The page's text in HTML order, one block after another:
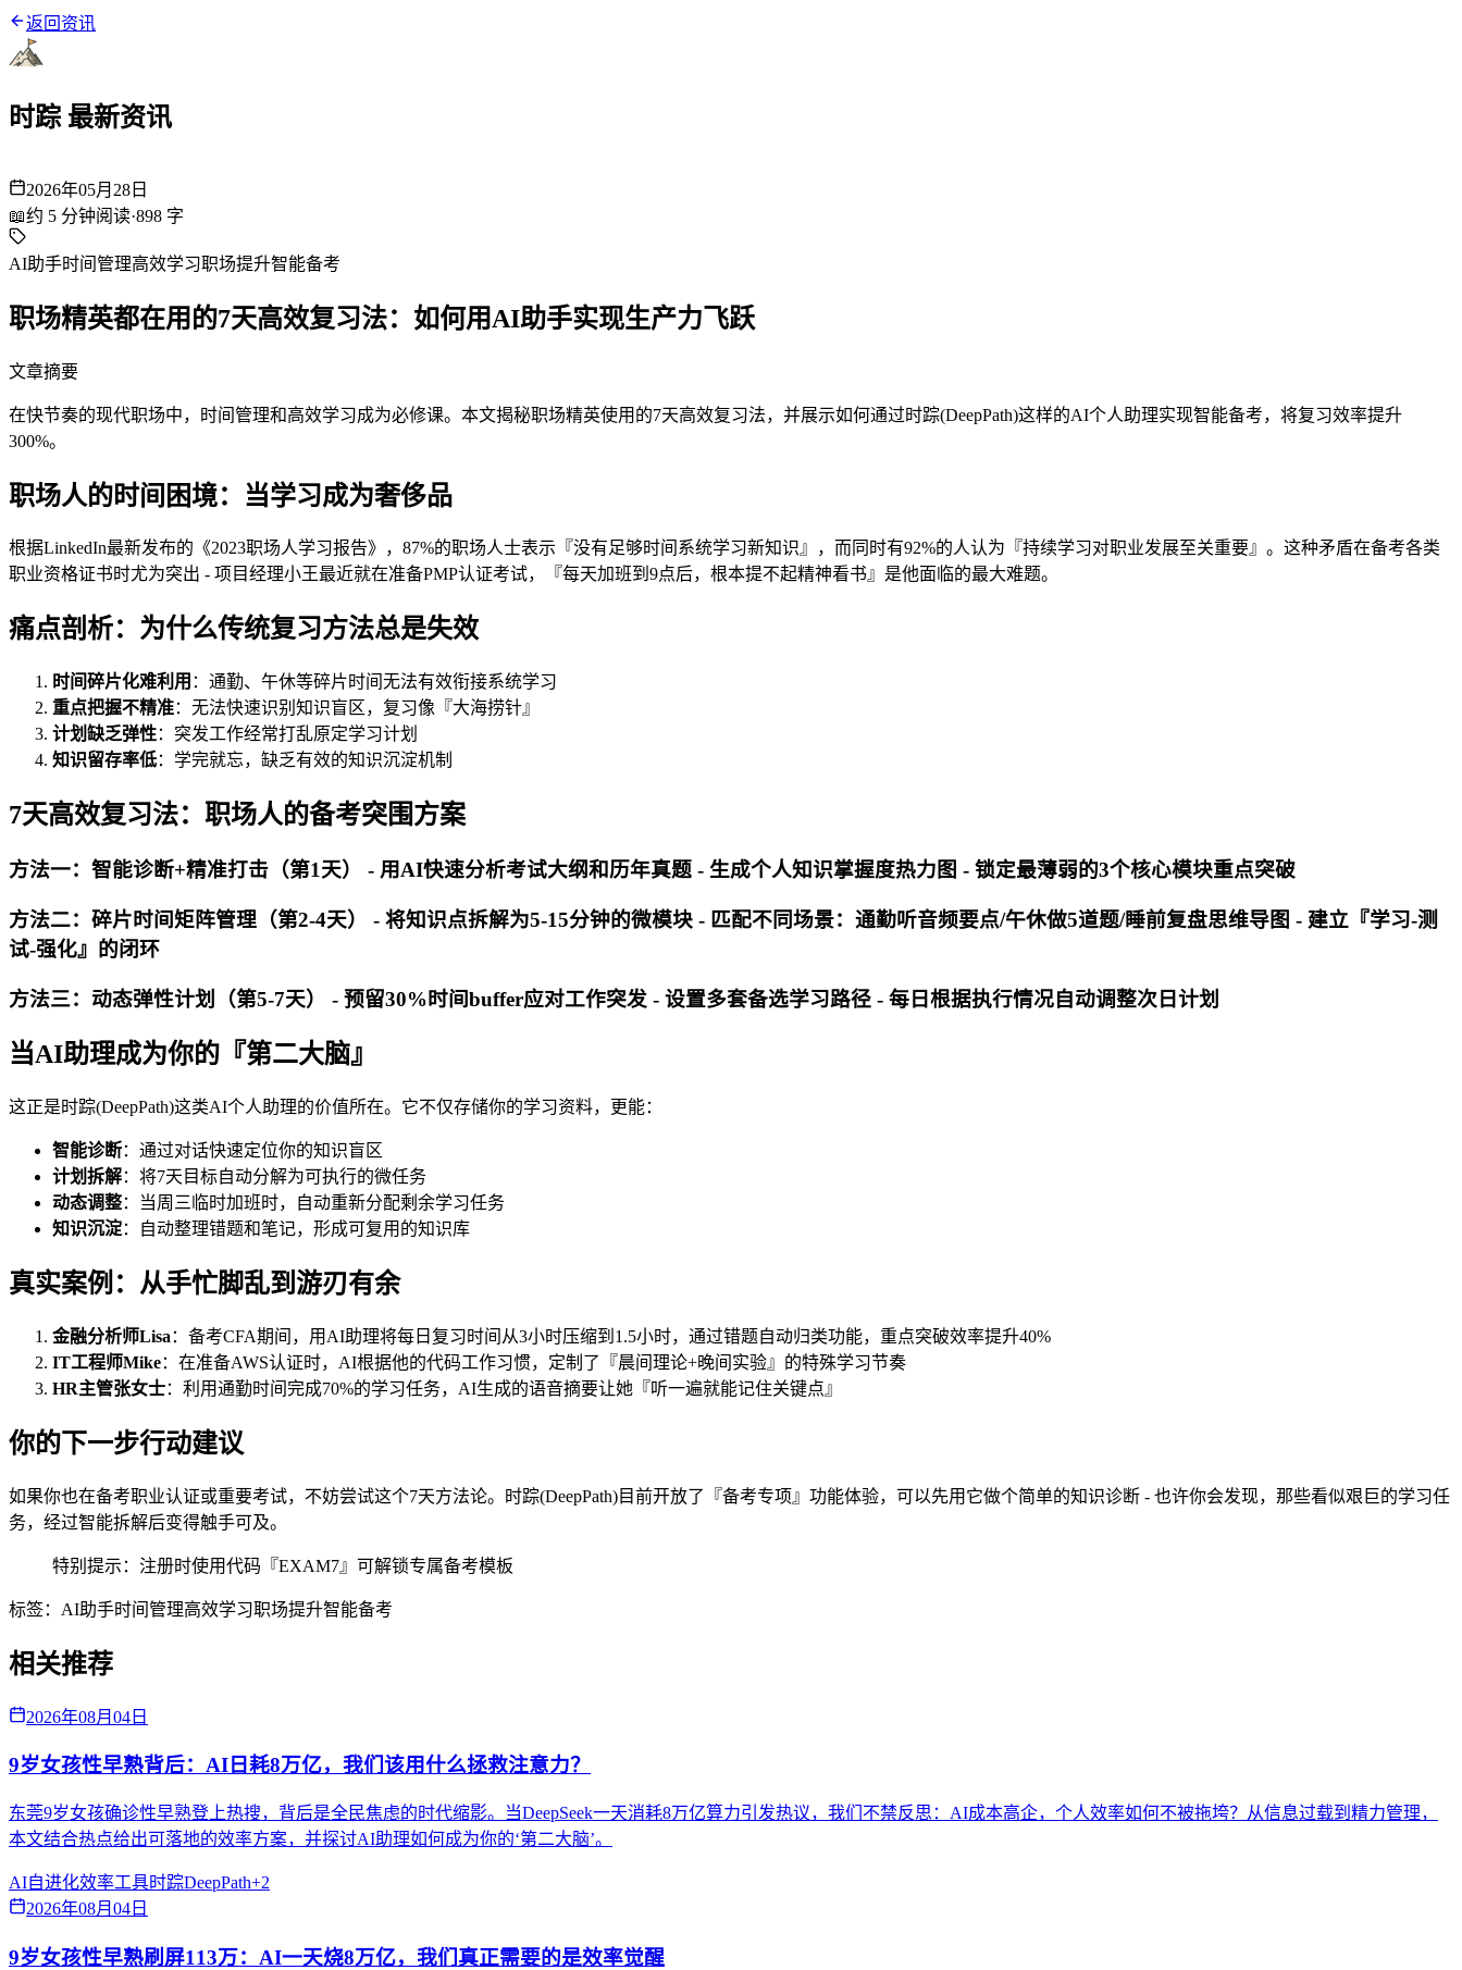
返回资讯
时踪 最新资讯
2026年05月28日
📖约 5 分钟阅读·898 字
AI助手时间管理高效学习职场提升智能备考
职场精英都在用的7天高效复习法：如何用AI助手实现生产力飞跃
文章摘要
在快节奏的现代职场中，时间管理和高效学习成为必修课。本文揭秘职场精英使用的7天高效复习法，并展示如何通过时踪(DeepPath)这样的AI个人助理实现智能备考，将复习效率提升
300%。
职场人的时间困境：当学习成为奢侈品
根据LinkedIn最新发布的《2023职场人学习报告》，87%的职场人士表示『没有足够时间系统学习新知识』，而同时有92%的人认为『持续学习对职业发展至关重要』。这种矛盾在备考各类
职业资格证书时尤为突出 - 项目经理小王最近就在准备PMP认证考试，『每天加班到9点后，根本提不起精神看书』是他面临的最大难题。
痛点剖析：为什么传统复习方法总是失效
时间碎片化难利用 ：通勤、午休等碎片时间无法有效衔接系统学习
重点把握不精准：无法快速识别知识盲区，复习像『大海捞针』
计划缺乏弹性：突发工作经常打乱原定学习计划
知识留存率低：学完就忘，缺乏有效的知识沉淀机制
7天高效复习法：职场人的备考突围方案
方法一：智能诊断+精准打击（第1天） - 用AI快速分析考试大纲和历年真题 - 生成个人知识掌握度热力图 - 锁定最薄弱的3个核心模块重点突破
方法二：碎片时间矩阵管理（第2-4天） - 将知识点拆解为5-15分钟的微模块 - 匹配不同场景：通勤听音频要点/午休做5道题/睡前复盘思维导图 - 建立『学习-测
试-强化』的闭环
方法三：动态弹性计划（第5-7天） - 预留30%时间buffer应对工作突发 - 设置多套备选学习路径 - 每日根据执行情况自动调整次日计划
当AI助理成为你的『第二大脑』
这正是时踪(DeepPath)这类AI个人助理的价值所在。它不仅存储你的学习资料，更能：
智能诊断：通过对话快速定位你的知识盲区
计划拆解：将7天目标自动分解为可执行的微任务
动态调整：当周三临时加班时，自动重新分配剩余学习任务
知识沉淀：自动整理错题和笔记，形成可复用的知识库
真实案例：从手忙脚乱到游刃有余
金融分析师Lisa ：备考CFA期间，用AI助理将每日复习时间从3小时压缩到1.5小时，通过错题自动归类功能，重点突破效率提升40%
IT工程师Mike：在准备AWS认证时，AI根据他的代码工作习惯，定制了『晨间理论+晚间实验』的特殊学习节奏
HR主管张女士：利用通勤时间完成70%的学习任务，AI生成的语音摘要让她『听一遍就能记住关键点』
你的下一步行动建议
如果你也在备考职业认证或重要考试，不妨尝试这个7天方法论。时踪(DeepPath)目前开放了『备考专项』功能体验，可以先用它做个简单的知识诊断 - 也许你会发现，那些看似艰巨的学习任
务，经过智能拆解后变得触手可及。
特别提示：注册时使用代码『EXAM7』可解锁专属备考模板
标签： AI助手时间管理高效学习职场提升智能备考
相关推荐
2026年08月04日
9岁女孩性早熟背后：AI日耗8万亿，我们该用什么拯救注意力？
东莞9岁女孩确诊性早熟登上热搜，背后是全民焦虑的时代缩影。当DeepSeek一天消耗8万亿算力引发热议，我们不禁反思：AI成本高企，个人效率如何不被拖垮？从信息过载到精力管理，
本文结合热点给出可落地的效率方案，并探讨AI助理如何成为你的‘第二大脑’。
AI自进化效率工具时踪DeepPath+2
2026年08月04日
9岁女孩性早熟刷屏113万：AI一天烧8万亿，我们真正需要的是效率觉醒